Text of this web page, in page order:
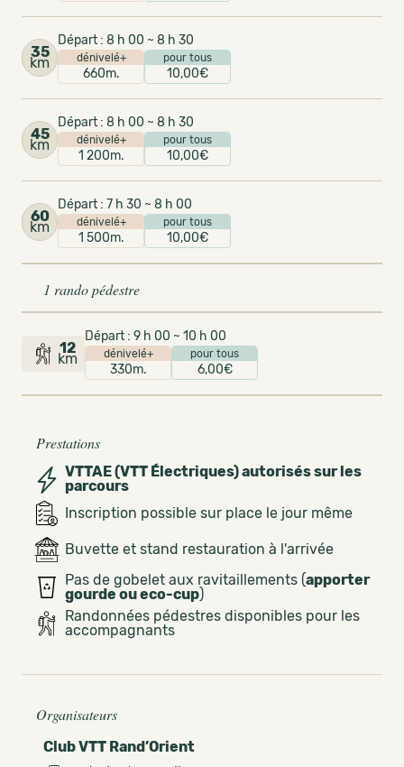
35
km
Départ : 8 h 00 ~ 8 h 30
dénivelé+
660m.
pour tous
10,00€
45
km
Départ : 8 h 00 ~ 8 h 30
dénivelé+
1 200m.
pour tous
10,00€
60
km
Départ : 7 h 30 ~ 8 h 00
dénivelé+
1 500m.
pour tous
10,00€
1 rando pédestre
12
km
Départ : 9 h 00 ~ 10 h 00
dénivelé+
330m.
pour tous
6,00€
Prestations
VTTAE (VTT Électriques) autorisés sur les
parcours
Inscription possible sur place le jour même
Buvette et stand restauration à l'arrivée
Pas de gobelet aux ravitaillements (apporter
gourde ou eco-cup)
Randonnées pédestres disponibles pour les
accompagnants
Organisateurs
Club VTT Rand’Orient